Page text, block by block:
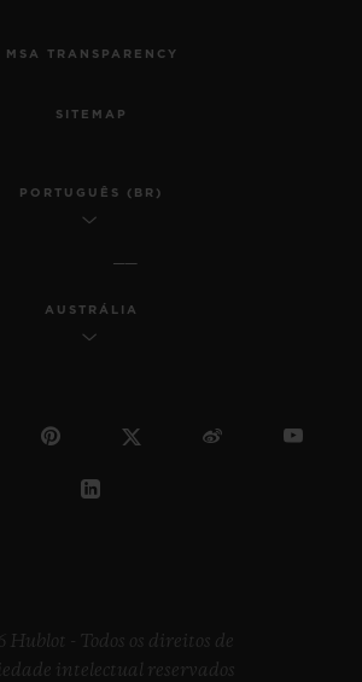
MSA TRANSPARENCY
SITEMAP
PORTUGUÊS (BR)
AUSTRÁLIA
Hublot - Todos os direitos de
intelectual reservados